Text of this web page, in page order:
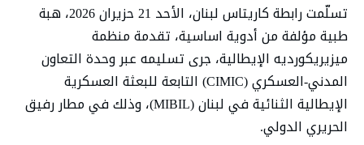
تسلّمت رابطة كاريتاس لبنان، الأحد 21 حزيران 2026، هبة
طبية مؤلفة من أدوية اساسية، تقدمة منظمة
ميزيريكورديه الإيطالية، جرى تسليمه عبر وحدة التعاون
المدني-العسكري (CIMIC) التابعة للبعثة العسكرية
الإيطالية الثنائية في لبنان (MIBIL)، وذلك في مطار رفيق
الحريري الدولي.